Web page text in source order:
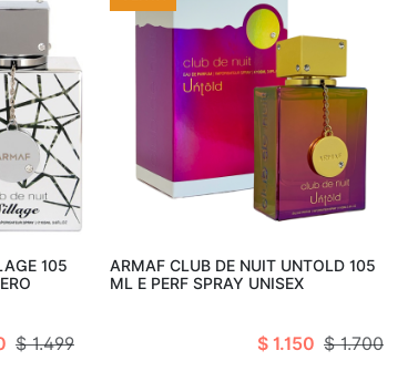
al carro
105
$ 1.499
Añadir al carro
ARMAF CLUB DE NUIT UNTOLD 105
ML E PERF SPRAY UNISEX
$ 1.150 $ 1.700